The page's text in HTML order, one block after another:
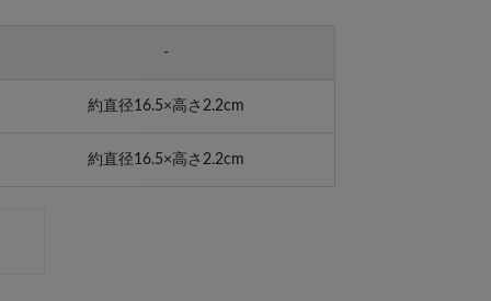
-
約直径16.5×高さ2.2cm
約直径16.5×高さ2.2cm